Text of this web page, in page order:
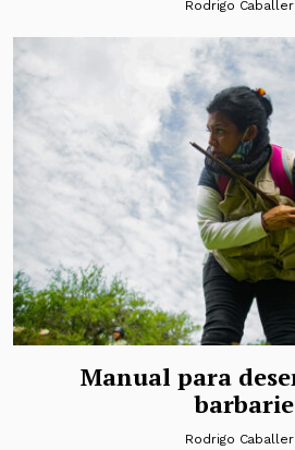
Rodrigo
Manual para
barbarie
Rodrigo